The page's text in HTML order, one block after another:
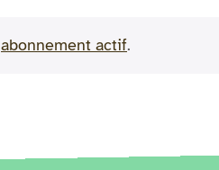
abonnement actif.